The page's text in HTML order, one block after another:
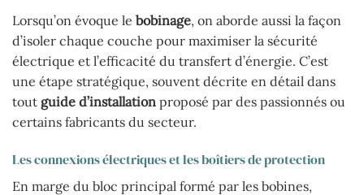
Lorsqu’on évoque le bobinage, on aborde aussi la façon
d’isoler chaque couche pour maximiser la sécurité
électrique et l’efficacité du transfert d’énergie. C’est
une étape stratégique, souvent décrite en détail dans
tout guide d’installation proposé par des passionnés ou
certains fabricants du secteur.
Les connexions électriques et les boîtiers de protection
En marge du bloc principal formé par les bobines,